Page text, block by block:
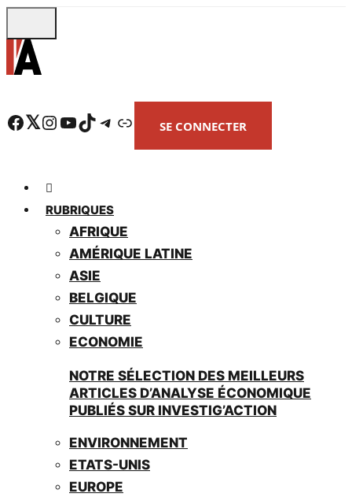
to
main
Facebook Twitter Instagram YouTube TikTok Telegram Lien SE CONNECTER
RUBRIQUES
AFRIQUE
AMÉRIQUE LATINE
ASIE
BELGIQUE
CULTURE
ECONOMIE
NOTRE SÉLECTION DES MEILLEURS
ARTICLES D’ANALYSE ÉCONOMIQUE
PUBLIÉS SUR INVESTIG’ACTION
ENVIRONNEMENT
ETATS-UNIS
EUROPE